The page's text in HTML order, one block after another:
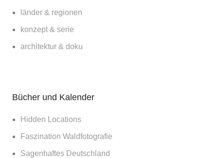
länder & regionen
konzept & serie
architektur & doku
Bücher und Kalender
Hidden Locations
Faszination Waldfotografie
Sagenhaftes Deutschland